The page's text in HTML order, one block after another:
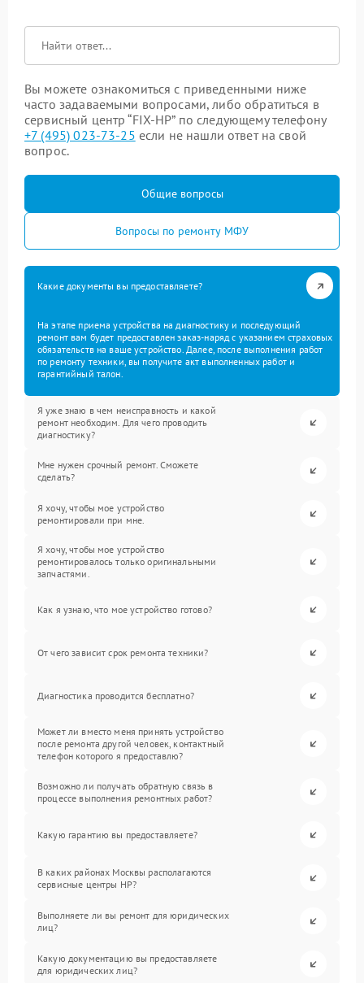
Вы можете ознакомиться с приведенными ниже
часто задаваемыми вопросами, либо обратиться в
сервисный центр “FIX-HP” по следующему телефону
+7 (495) 023-73-25 если не нашли ответ на свой
вопрос.
Общие вопросы
Вопросы по ремонту МФУ
Какие документы вы предоставляете?
На этапе приема устройства на диагностику и последующий
ремонт вам будет предоставлен заказ-наряд с указанием страховых
обязательств на ваше устройство. Далее, после выполнения работ
по ремонту техники, вы получите акт выполненных работ и
гарантийный талон.
Я уже знаю в чем неисправность и какой
ремонт необходим. Для чего проводить
диагностику?
Мне нужен срочный ремонт. Сможете
сделать?
Я хочу, чтобы мое устройство
ремонтировали при мне.
Я хочу, чтобы мое устройство
ремонтировалось только оригинальными
запчастями.
Как я узнаю, что мое устройство готово?
От чего зависит срок ремонта техники?
Диагностика проводится бесплатно?
Может ли вместо меня принять устройство
после ремонта другой человек, контактный
телефон которого я предоставлю?
Возможно ли получать обратную связь в
процессе выполнения ремонтных работ?
Какую гарантию вы предоставляете?
В каких районах Москвы располагаются
сервисные центры HP?
Выполняете ли вы ремонт для юридических
лиц?
Какую документацию вы предоставляете
для юридических лиц?